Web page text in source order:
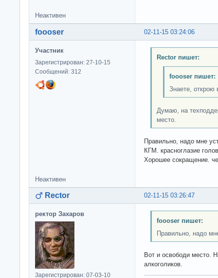
Неактивен
02-11-15 03:24:06
foooser
Участник
Зарегистрирован: 27-10-15
Сообщений: 312
Rector пишет:
foooser пишет:
Знаете, открою
Думаю, на
место.
Правильно, надо мне
КГМ. красноглазие
Хорошее сокращение.
Неактивен
02-11-15 03:26:47
Rector
ректор Захаров
Зарегистрирован: 07-03-10
foooser пишет:
Правильно, надо
Вот и освободи место.
алкоголиков.